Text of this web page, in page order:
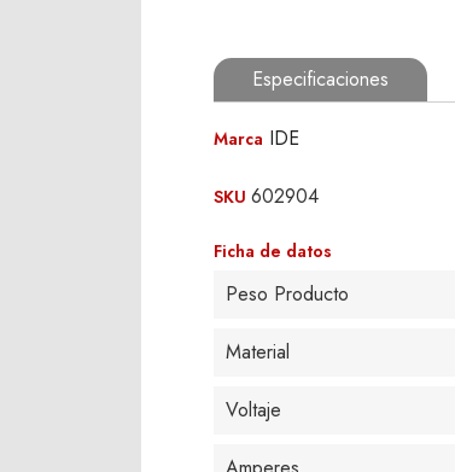
Especificaciones
Marca IDE
SKU 602904
Ficha de datos
Peso Producto
Material
Voltaje